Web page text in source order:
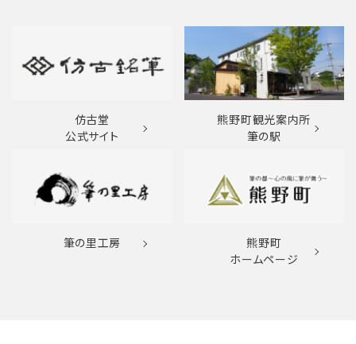
仿古堂
公式サイト
熊野町観光案内所
筆の駅
筆の里工房
熊野町
ホームページ